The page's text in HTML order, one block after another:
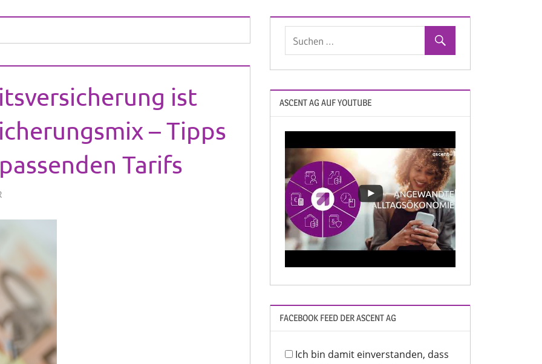
ist
– Tipps
Tarifs
ASCENT AG AUF YOUTUBE
FACEBOOK FEED DER ASCENT AG
Ich bin damit einverstanden, dass